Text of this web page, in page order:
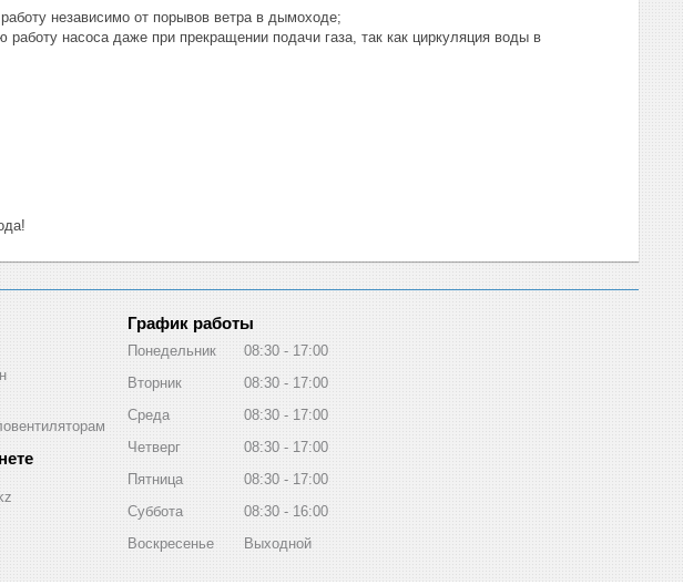
независимо от порывов ветра в дымоходе;
насоса даже при прекращении подачи газа, так как циркуляция воды в
График работы
Понедельник 08:30
17:00
Вторник
08:30
17:00
Среда
08:30
17:00
Четверг
08:30
17:00
Пятница
08:30
17:00
Суббота
08:30
16:00
Воскресенье
Выходной